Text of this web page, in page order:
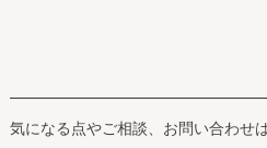
気になる点やご相談、お問い合わせ